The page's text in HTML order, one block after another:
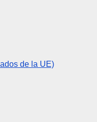
de la UE)